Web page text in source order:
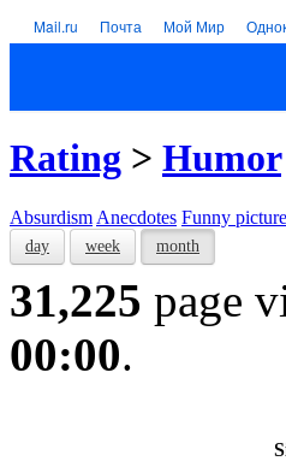
Mail.ru Почта Мой Мир
Rating > Humor
Absurdism Anecdotes Funny
day week month
31,225 page
00:00.